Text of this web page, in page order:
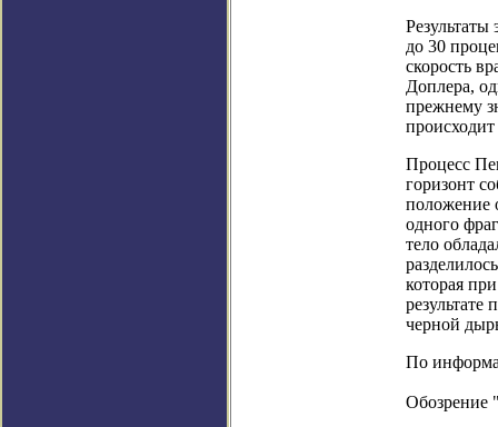
до 30
скорость
Доплера,
прежнему
Процесс
горизонт
положение
одного
тело
которая
черной
По
Обозрение